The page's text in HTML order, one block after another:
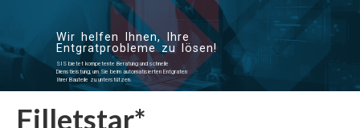
Konturstar*
Filletstar*
Kontakt
Wir helfen Ihnen, Ihre
Entgratprobleme zu lösen!
SIS bietet kompetente Beratung und schnelle
Dienstleistung, um Sie beim automatisierten Entgraten
Ihrer Bauteile zu unterstützen.
Filletstar*